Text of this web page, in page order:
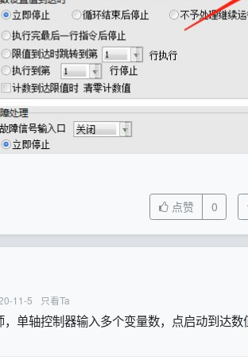
点赞 0
11-5 只看Ta
，单轴控制器输入多个变量数，点启动到达